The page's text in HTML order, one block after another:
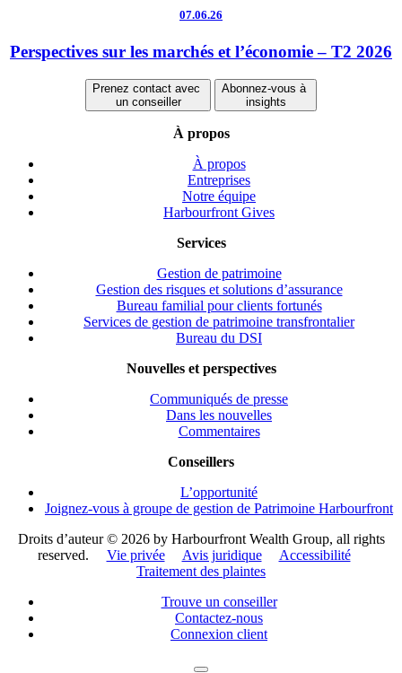
07.06.26
Perspectives sur les marchés et l’économie – T2 2026
Prenez contact avec
un conseiller
Abonnez-vous à
insights
À propos
À propos
Entreprises
Notre équipe
Harbourfront Gives
Services
Gestion de patrimoine
Gestion des risques et solutions d’assurance
Bureau familial pour clients fortunés
Services de gestion de patrimoine transfrontalier
Bureau du DSI
Nouvelles et perspectives
Communiqués de presse
Dans les nouvelles
Commentaires
Conseillers
L’opportunité
Joignez-vous à groupe de gestion de Patrimoine Harbourfront
Droits d’auteur © 2026 by Harbourfront Wealth Group, all rights
reserved. Vie privée Avis juridique
Accessibilité
Traitement des plaintes
Trouve un conseiller
Contactez-nous
Connexion client